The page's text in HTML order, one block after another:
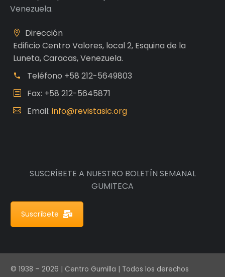
Venezuela.
Dirección
Edificio Centro Valores, local 2, Esquina de la
Luneta, Caracas, Venezuela.
Teléfono +58 212-5649803
Fax: +58 212-5645871
Email: info@revistasic.org
SUSCRÍBETE A NUESTRO BOLETÍN SEMANAL
GUMITECA
Suscríbete
© 1938 – 2026 | Centro Gumilla | Todos los derechos